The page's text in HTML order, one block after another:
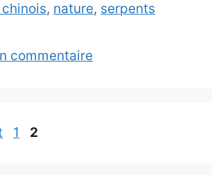
, nature, serpents
commentaire
Page
1 Page
2